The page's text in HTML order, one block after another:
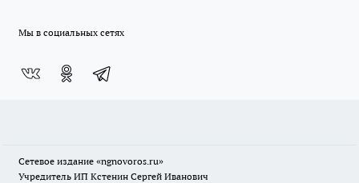
Мы в социальных сетях
Сетевое издание «ngnovoros.ru»
Учредитель ИП Кстенин Сергей Иванович